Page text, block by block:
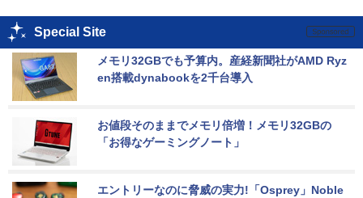
Special Site
メモリ32GBでも予算内。産経新聞社がAMD Ryz
en搭載dynabookを2千台導入
お値段そのままでメモリ倍増！メモリ32GBの
「お得なゲーミングノート」
エントリーなのに脅威の実力!「Osprey」Noble